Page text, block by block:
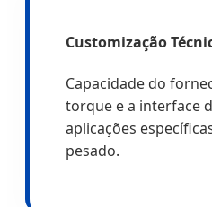
Customização
Capacidade do
torque e a interface
aplicações
pesado.